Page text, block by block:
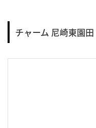
チャーム 尼崎東園田